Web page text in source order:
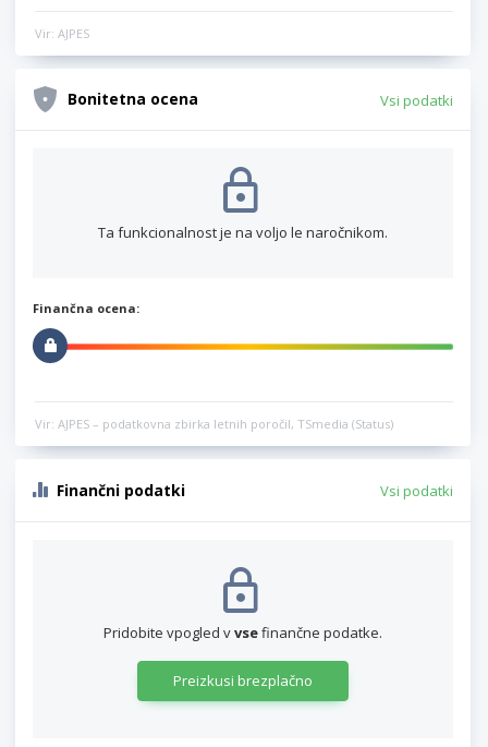
Vir: AJPES
Bonitetna ocena Vsi podatki
Ta funkcionalnost je na voljo le naročnikom.
Finančna ocena:
Vir: AJPES – podatkovna zbirka letnih poročil, TSmedia (Status)
Finančni podatki Vsi podatki
Pridobite vpogled vvsefinančne podatke.
Preizkusi brezplačno